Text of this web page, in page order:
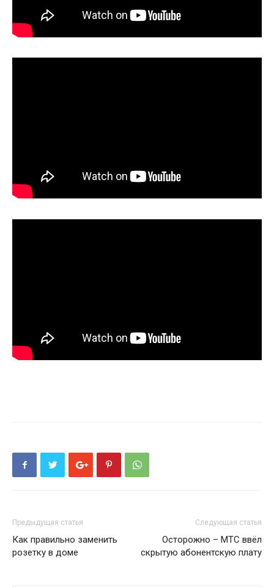
Предыдущая статья
Как правильно заменить
розетку в доме
Следующая статья
Осторожно – МТС ввёл
скрытую абонентскую плату